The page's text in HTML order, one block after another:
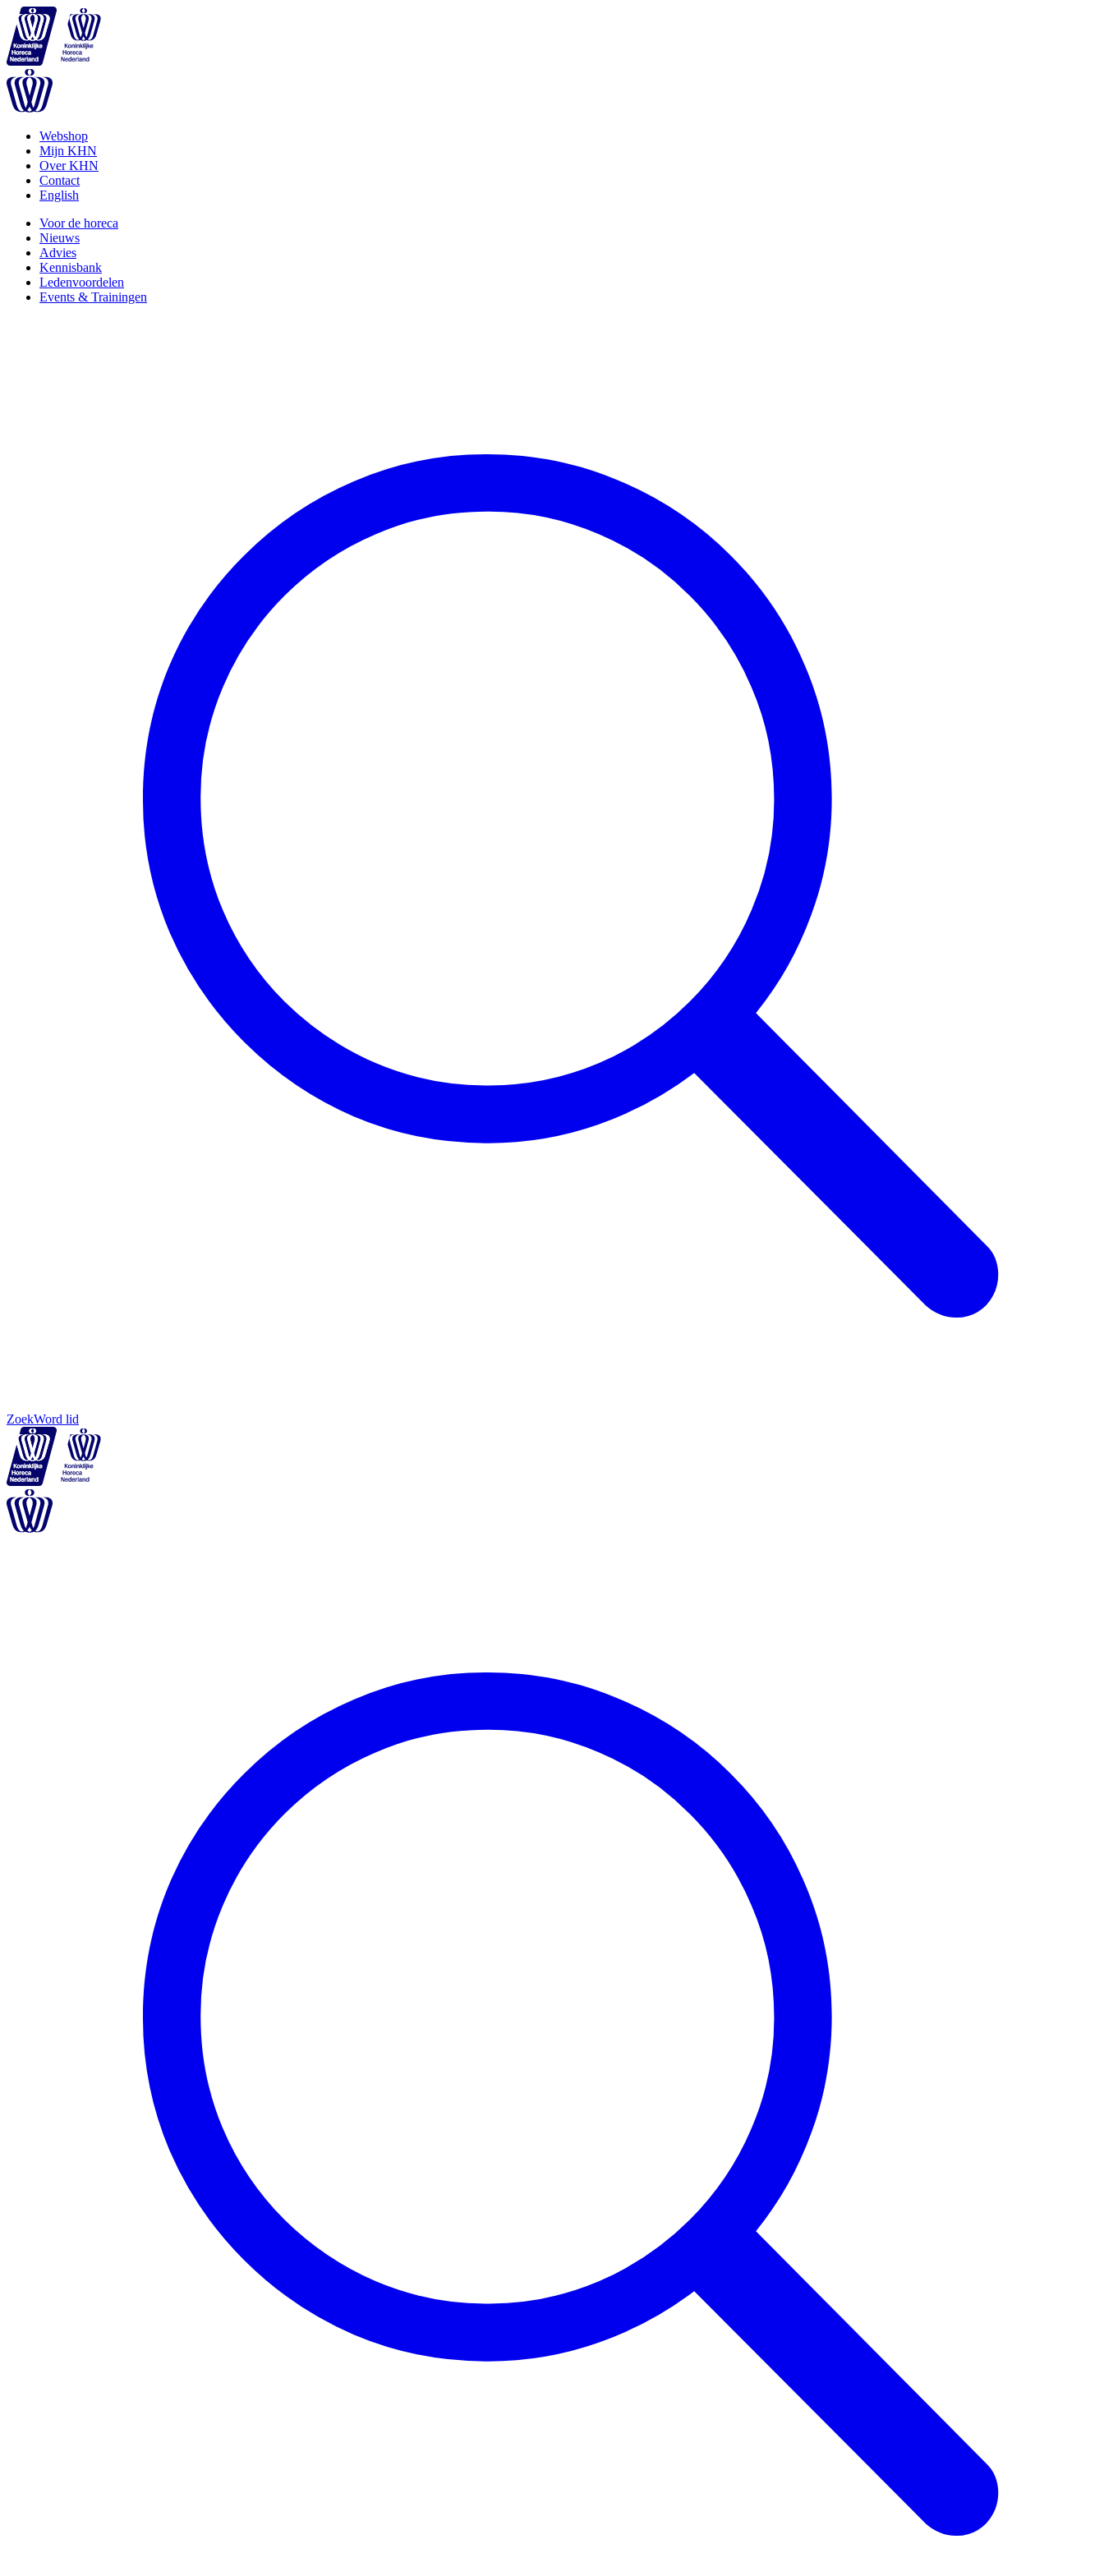
Webshop
Mijn KHN
Over KHN
Contact
English
Voor de horeca
Nieuws
Advies
Kennisbank
Ledenvoordelen
Events & Trainingen
ZoekWord lid